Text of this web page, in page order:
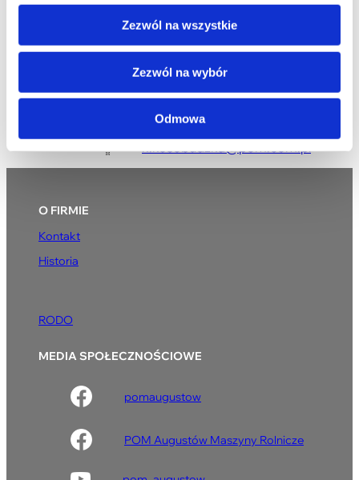
Zezwól na wszystkie
Zezwól na wybór
Odmowa
Obsługa klienta
Katarzyna Kosobudzka
O FIRMIE
Kontakt
Historia
RODO
MEDIA SPOŁECZNOŚCIOWE
pomaugustow
POM Augustów Maszyny Rolnicze